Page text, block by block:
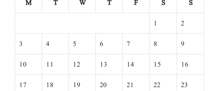
M
T W T F S
S
1
2
3
4 5 6 7 8
9
10
11 12 13 14 15
16
17
18 19 20 21 22
23